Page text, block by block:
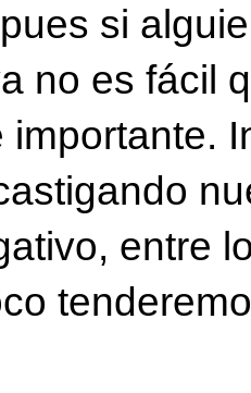
si
no es fácil
importante.
entre